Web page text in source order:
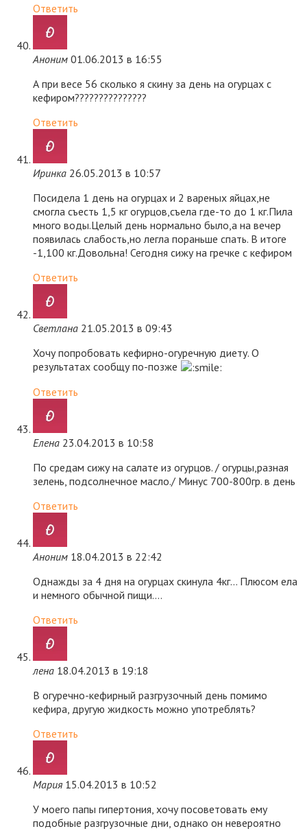
Ответить
Аноним 01.06.2013 в 16:55
А при весе 56 сколько я скину за день на огурцах с
кефиром???????????????
Ответить
Иринка 26.05.2013 в 10:57
Посидела 1 день на огурцах и 2 вареных яйцах,не
смогла съесть 1,5 кг огурцов,съела где-то до 1 кг.Пила
много воды.Целый день нормально было,а на вечер
появилась слабость,но легла пораньше спать. В итоге
-1,100 кг.Довольна! Сегодня сижу на гречке с кефиром
Ответить
Светлана 21.05.2013 в 09:43
Хочу попробовать кефирно-огуречную диету. О
результатах сообщу по-позже
Ответить
Елена 23.04.2013 в 10:58
По средам сижу на салате из огурцов. / огурцы,разная
зелень, подсолнечное масло./ Минус 700-800гр. в день
Ответить
Аноним 18.04.2013 в 22:42
Однажды за 4 дня на огурцах скинула 4кг… Плюсом ела
и немного обычной пищи….
Ответить
лена 18.04.2013 в 19:18
В огуречно-кефирный разгрузочный день помимо
кефира, другую жидкость можно употреблять?
Ответить
Мария 15.04.2013 в 10:52
У моего папы гипертония, хочу посоветовать ему
подобные разгрузочные дни, однако он невероятно